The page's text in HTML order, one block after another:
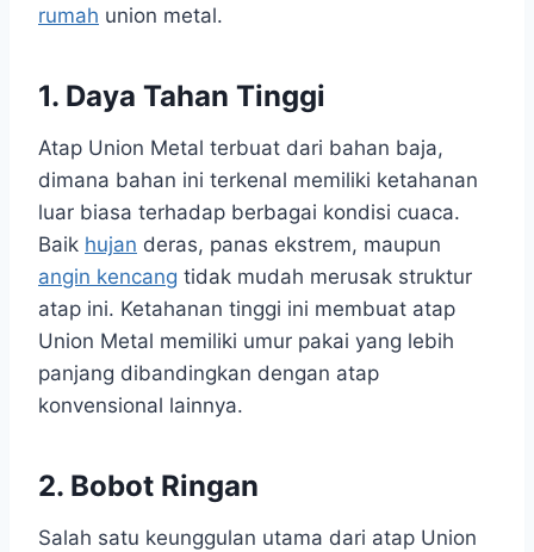
rumah union metal.
1. Daya Tahan Tinggi
Atap Union Metal terbuat dari bahan baja,
dimana bahan ini terkenal memiliki ketahanan
luar biasa terhadap berbagai kondisi cuaca.
Baik hujan deras, panas ekstrem, maupun
angin kencang tidak mudah merusak struktur
atap ini. Ketahanan tinggi ini membuat atap
Union Metal memiliki umur pakai yang lebih
panjang dibandingkan dengan atap
konvensional lainnya.
2. Bobot Ringan
Salah satu keunggulan utama dari atap Union